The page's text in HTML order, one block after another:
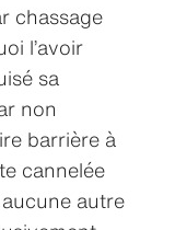
chassage
l’avoir
sa
non
barrière à
cannelée
autre